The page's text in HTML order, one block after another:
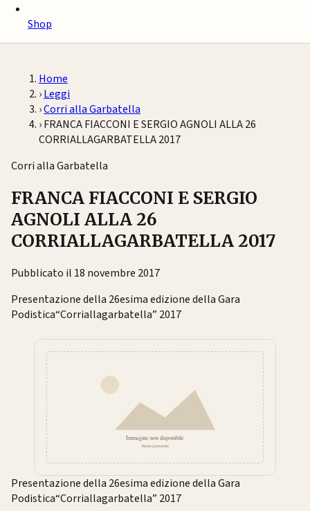
Shop
Home
›Leggi
›Corri alla Garbatella
›FRANCA FIACCONI E SERGIO AGNOLI ALLA 26
CORRIALLAGARBATELLA 2017
Corri alla Garbatella
FRANCA FIACCONI E SERGIO
AGNOLI ALLA 26
CORRIALLAGARBATELLA 2017
Pubblicato il 18 novembre 2017
Presentazione della 26esima edizione della Gara
Podistica“Corriallagarbatella” 2017
Presentazione della 26esima edizione della Gara
Podistica“Corriallagarbatella” 2017